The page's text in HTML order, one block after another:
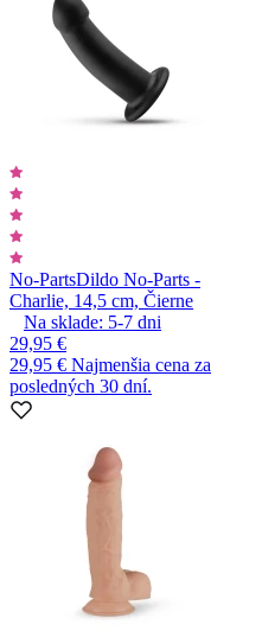
No-PartsDildo No-Parts -
Charlie, 14,5 cm, Čierne
Na sklade: 5-7 dni
29,95 €
29,95 € Najmenšia cena za
posledných 30 dní.